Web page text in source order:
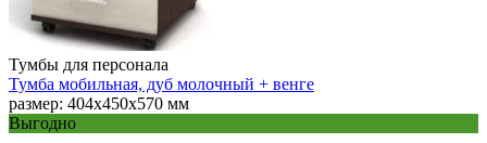
Тумбы для персонала
Тумба мобильная, дуб молочный + венге
размер: 404х450х570 мм
Выгодно